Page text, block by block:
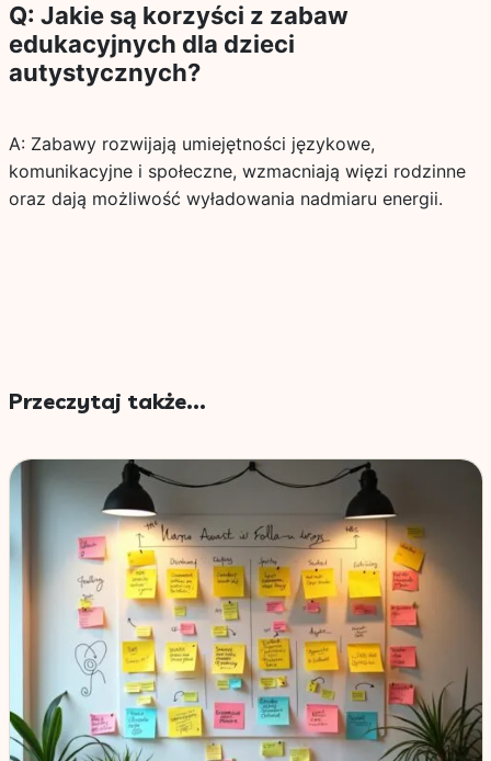
Q: Jakie są korzyści z zabaw
edukacyjnych dla dzieci
autystycznych?
A: Zabawy rozwijają umiejętności językowe,
komunikacyjne i społeczne, wzmacniają więzi rodzinne
oraz dają możliwość wyładowania nadmiaru energii.
Przeczytaj także...